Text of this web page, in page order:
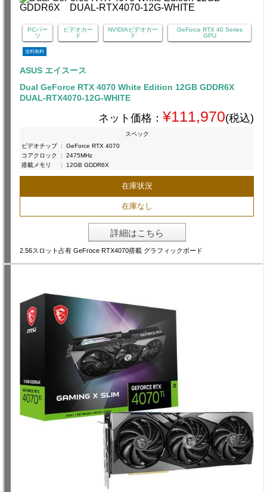
PCパー
ツ
ビデオカー
ド
NVIDIAビデオカー
ド
GeForce RTX 40 Series
GPU
送料無料
ASUS エイスース
Dual GeForce RTX 4070 White Edition 12GB GDDR6X
DUAL-RTX4070-12G-WHITE
ネット価格： ¥111,970(税込)
スペック
ビデオチップ :
GeForce RTX 4070
コアクロック
:
2475MHz
搭載メモリ
: 12GB GDDR6X
在庫状況
在庫なし
詳細はこちら
2.56スロット占有 GeFroce RTX4070搭載 グラフィックボード